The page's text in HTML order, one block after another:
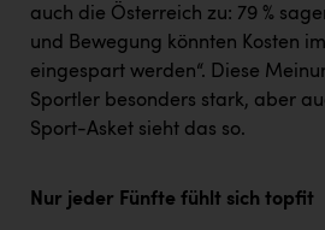
auch die Österreich zu: 79 %
und Bewegung könnten Kosten
eingespart werden“. Diese
Sportler besonders stark, aber
Sport-Asket sieht das so.
Nur jeder Fünfte fühlt sich topfit